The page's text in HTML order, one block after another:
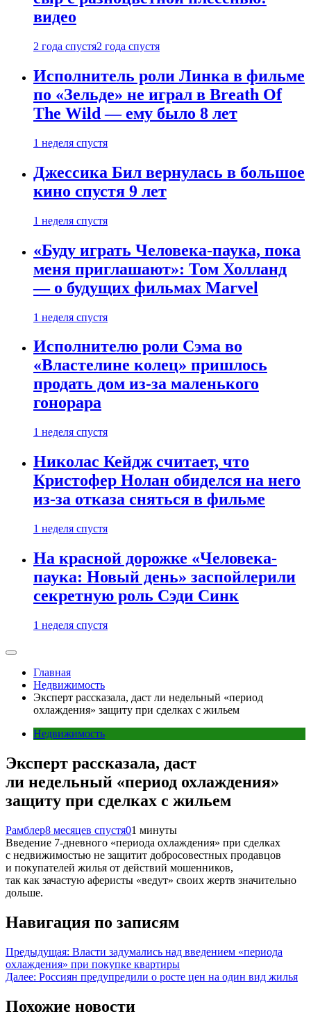
видео
2 года спустя2 года спустя
Исполнитель роли Линка в фильме
по «Зельде» не играл в Breath Of
The Wild — ему было 8 лет
1 неделя спустя
Джессика Бил вернулась в большое
кино спустя 9 лет
1 неделя спустя
«Буду играть Человека-паука, пока
меня приглашают»: Том Холланд
— о будущих фильмах Marvel
1 неделя спустя
Исполнителю роли Сэма во
«Властелине колец» пришлось
продать дом из-за маленького
гонорара
1 неделя спустя
Николас Кейдж считает, что
Кристофер Нолан обиделся на него
из-за отказа сняться в фильме
1 неделя спустя
На красной дорожке «Человека-
паука: Новый день» заспойлерили
секретную роль Сэди Синк
1 неделя спустя
Главная
Недвижимость
Эксперт рассказала, даст ли недельный «период
охлаждения» защиту при сделках с жильем
Недвижимость
Эксперт рассказала, даст
ли недельный «период охлаждения»
защиту при сделках с жильем
Рамблер8 месяцев спустя01 минуты
Введение 7-дневного «периода охлаждения» при сделках
с недвижимостью не защитит добросовестных продавцов
и покупателей жилья от действий мошенников,
так как зачастую аферисты «ведут» своих жертв значительно
дольше.
Навигация по записям
Предыдущая: Власти задумались над введением «периода
охлаждения» при покупке квартиры
Далее: Россиян предупредили о росте цен на один вид жилья
Похожие новости